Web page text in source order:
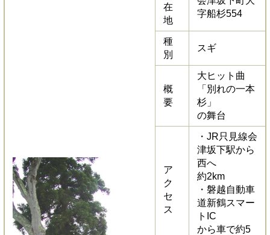
在
地
字船杉554
種
別
スギ
概
要
大ヒット曲
「別れの一本
杉」
の舞台
ア
ク
セ
ス
・JR只見線会
津坂下駅から
西へ
約2km
・磐越自動車
道新鶴スマー
トIC
から車で約5